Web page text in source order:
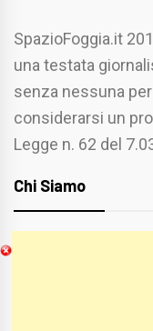
SpazioFoggia.it
una testata
senza nessuna
considerarsi un
Legge n. 62 del
Chi Siamo